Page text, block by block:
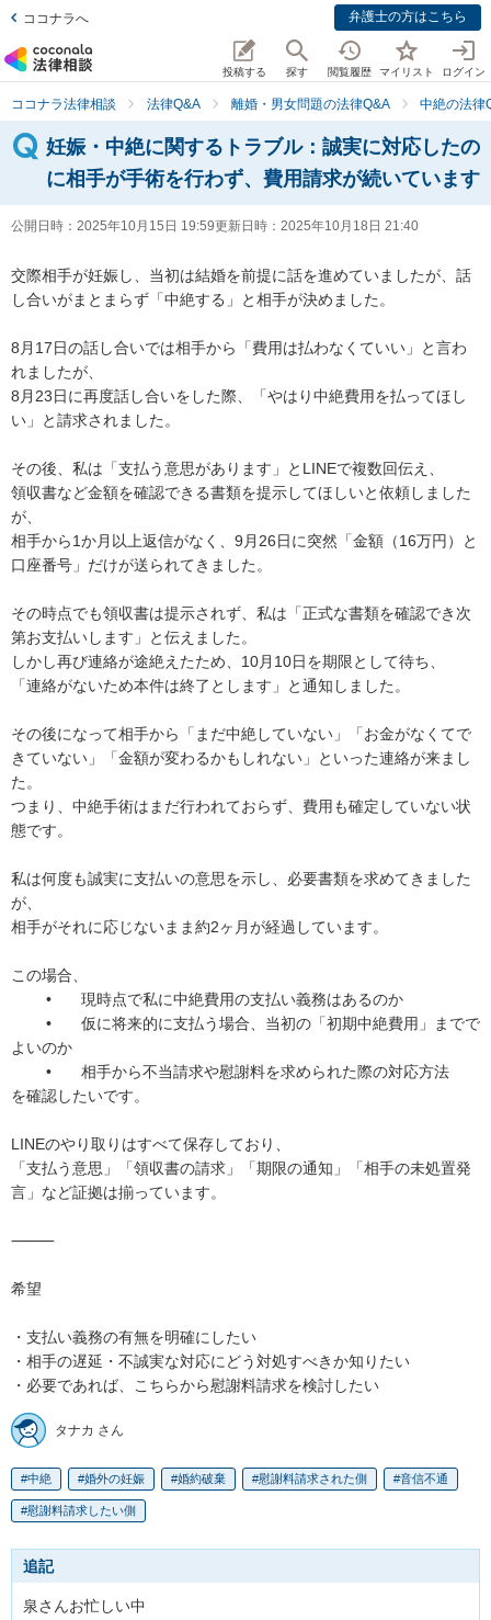
ココナラへ 弁護士の方はこちら
投稿する 探す 閲覧履歴 マイリスト ログイン
ココナラ法律相談 法律Q&A 離婚・男女問題の法律Q&A 中絶の法律
妊娠・中絶に関するトラブル：誠実に対応したの
に相手が手術を行わず、費用請求が続いています
公開日時： 2025年10月15日 19:59更新日時： 2025年10月18日 21:40
交際相手が妊娠し、当初は結婚を前提に話を進めていましたが、話
し合いがまとまらず「中絶する」と相手が決めました。
8月17日の話し合いでは相手から「費用は払わなくていい」と言わ
れましたが、
8月23日に再度話し合いをした際、「やはり中絶費用を払ってほし
い」と請求されました。
その後、私は「支払う意思があります」とLINEで複数回伝え、
領収書など金額を確認できる書類を提示してほしいと依頼しました
が、
相手から1か月以上返信がなく、9月26日に突然「金額（16万円）と
口座番号」だけが送られてきました。
その時点でも領収書は提示されず、私は「正式な書類を確認でき次
第お支払いします」と伝えました。
しかし再び連絡が途絶えたため、10月10日を期限として待ち、
「連絡がないため本件は終了とします」と通知しました。
その後になって相手から「まだ中絶していない」「お金がなくてで
きていない」「金額が変わるかもしれない」といった連絡が来まし
た。
つまり、中絶手術はまだ行われておらず、費用も確定していない状
態です。
私は何度も誠実に支払いの意思を示し、必要書類を求めてきました
が、
相手がそれに応じないまま約2ヶ月が経過しています。
この場合、
よいのか
を確認したいです。
LINEのやり取りはすべて保存しており、
「支払う意思」「領収書の請求」「期限の通知」「相手の未処置発
言」など証拠は揃っています。
⸻
希望
・支払い義務の有無を明確にしたい
・相手の遅延・不誠実な対応にどう対処すべきか知りたい
・必要であれば、こちらから慰謝料請求を検討したい
タナカ さん
中絶 婚外の妊娠 婚約破棄 慰謝料請求された側 音信不通
慰謝料請求したい側
追記
泉さんお忙しい中